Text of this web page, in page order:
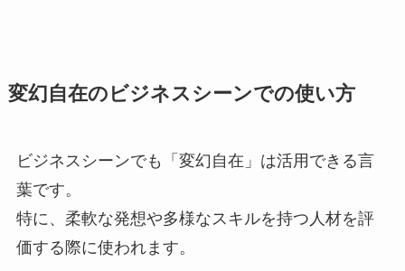
変幻自在のビジネスシーンでの使い方
ビジネスシーンでも「変幻自在」は活用できる言
葉です。
特に、柔軟な発想や多様なスキルを持つ人材を評
価する際に使われます。